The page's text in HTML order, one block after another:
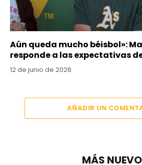
Aún queda mucho béisbol»:
responde a las expectativas
12 de junio de 2026
AÑADIR UN
MÁS NUEVO